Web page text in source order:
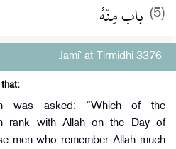
(5) باب مِنْهُ ‏
Jami` at-Tirmidhi 3376
that:
was asked: “Which of the
rank with Allah on the Day of
men who remember Allah much